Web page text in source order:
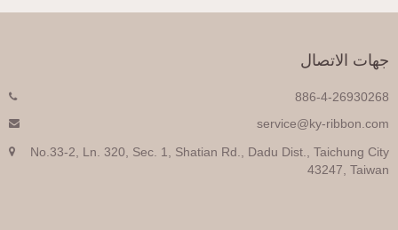
الاتصال
886-4-
service@ky-
No.33-2, Ln. 320, Sec. 1, Shatian Rd., Dadu Dist., Taichung
43247,